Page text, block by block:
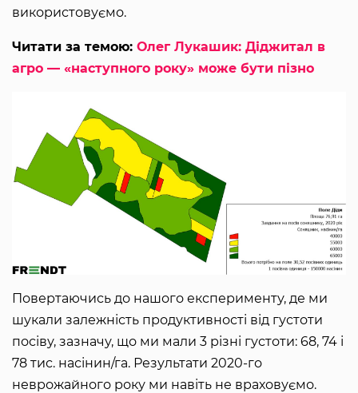
використовуємо.
Читати за темою: Олег Лукашик: Діджитал в
агро — «наступного року» може бути пізно
Повертаючись до нашого експерименту, де ми
шукали залежність продуктивності від густоти
посіву, зазначу, що ми мали 3 різні густоти: 68, 74 і
78 тис. насінин/га. Результати 2020-го
неврожайного року ми навіть не враховуємо.